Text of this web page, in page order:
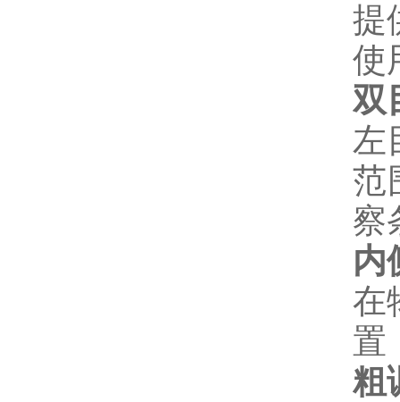
提
使
双
左
范
察
内
在
置
粗